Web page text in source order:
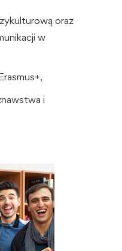
oraz
w
i